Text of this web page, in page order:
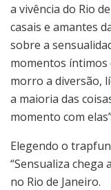
a vivência do Rio
casais e amantes
sobre a
momentos íntimos
morro a diversão,
a maioria das
momento com
Elegendo o
“Sensualiza chega
no Rio de Janeiro.